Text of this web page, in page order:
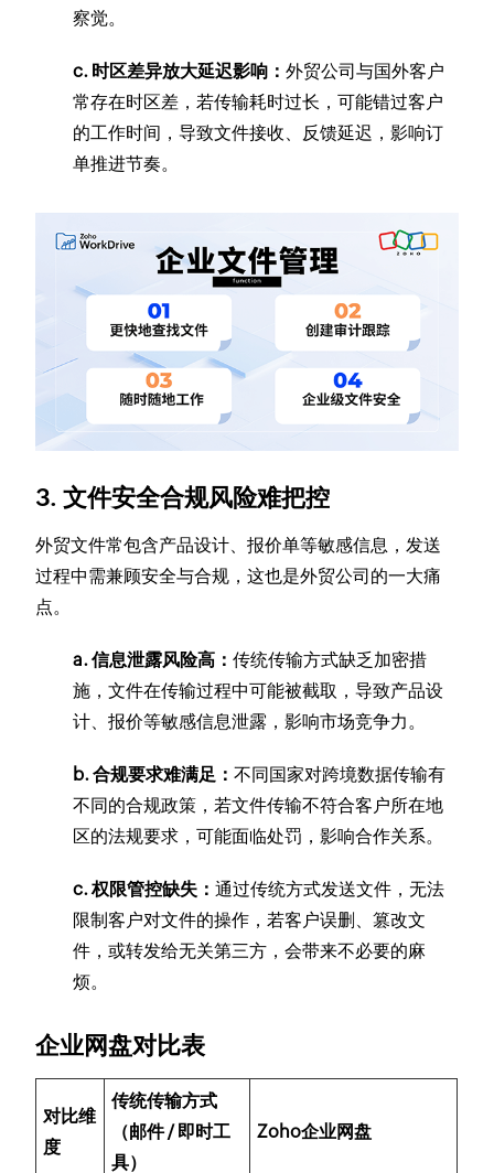
察觉。
c. 时区差异放大延迟影响：外贸公司与国外客户
常存在时区差，若传输耗时过长，可能错过客户
的工作时间，导致文件接收、反馈延迟，影响订
单推进节奏。
3. 文件安全合规风险难把控
外贸文件常包含产品设计、报价单等敏感信息，发送
过程中需兼顾安全与合规，这也是外贸公司的一大痛
点。
a. 信息泄露风险高：传统传输方式缺乏加密措
施，文件在传输过程中可能被截取，导致产品设
计、报价等敏感信息泄露，影响市场竞争力。
b. 合规要求难满足：不同国家对跨境数据传输有
不同的合规政策，若文件传输不符合客户所在地
区的法规要求，可能面临处罚，影响合作关系。
c. 权限管控缺失：通过传统方式发送文件，无法
限制客户对文件的操作，若客户误删、篡改文
件，或转发给无关第三方，会带来不必要的麻
烦。
企业网盘对比表
对比维
度
传统传输方式
（邮件 / 即时工
具）
Zoho企业网盘